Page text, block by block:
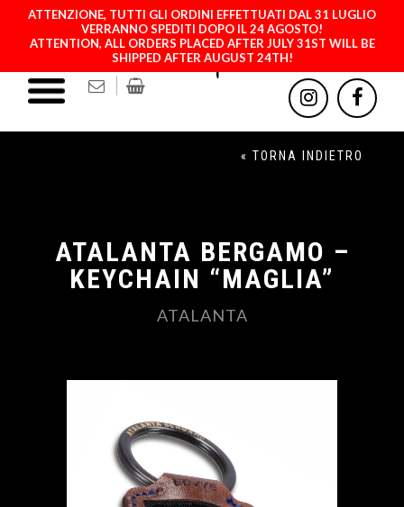
ATTENZIONE, TUTTI GLI ORDINI EFFETTUATI DAL 31 LUGLIO
VERRANNO SPEDITI DOPO IL 24 AGOSTO!
ATTENTION, ALL ORDERS PLACED AFTER JULY 31ST WILL BE
SHIPPED AFTER AUGUST 24TH!
« TORNA INDIETRO
ATALANTA BERGAMO –
KEYCHAIN “MAGLIA”
ATALANTA